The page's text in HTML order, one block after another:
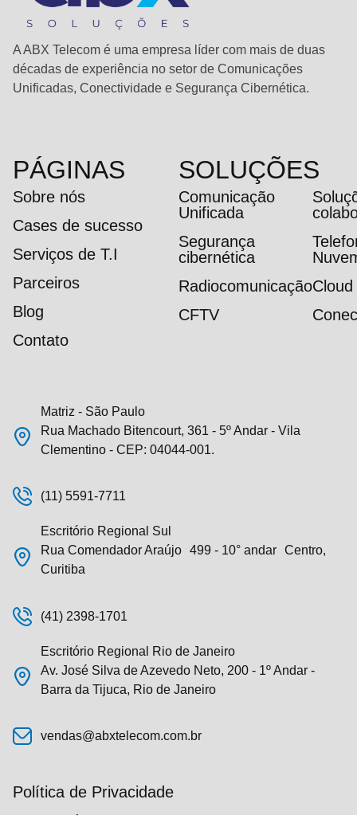
A ABX Telecom é uma empresa líder com mais de duas
décadas de experiência no setor de Comunicações
Unificadas, Conectividade e Segurança Cibernética.
PÁGINAS
Sobre nós
Cases de sucesso
Serviços de T.I
Parceiros
Blog
Contato
SOLUÇÕES
Comunicação
Unificada
Segurança
cibernética
RadiocomunicaçãoCloud
CFTV
Matriz - São Paulo
Rua Machado Bitencourt, 361 - 5º Andar - Vila
Clementino - CEP: 04044-001.
(11) 5591-7711
Escritório Regional Sul
Rua Comendador Araújo 499 - 10° andar Centro,
Curitiba
(41) 2398-1701
Escritório Regional Rio de Janeiro
Av. José Silva de Azevedo Neto, 200 - 1º Andar -
Barra da Tijuca, Rio de Janeiro
vendas@abxtelecom.com.br
Política de Privacidade